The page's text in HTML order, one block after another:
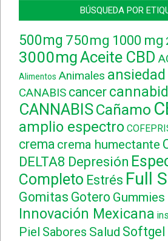
BÚSQUEDA POR
500mg 750mg 1000 mg
3000mgAceite CBD
Alimentos Animales ansiedad
CANABIS cancer
CANNABISCañamo
amplio espectro
crema crema humectante
DELTA8 Depresión
Completo Estrés Full
Gomitas Gotero Gummies
Innovación Mexicana
Piel Sabores Salud Softgel